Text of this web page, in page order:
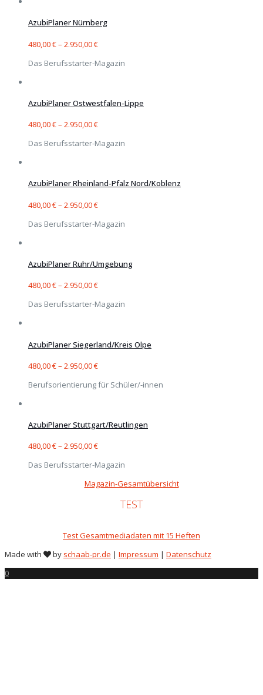
AzubiPlaner Nürnberg
480,00€– 2.950,00€
Das Berufsstarter-Magazin
AzubiPlaner Ostwestfalen-Lippe
480,00€– 2.950,00€
Das Berufsstarter-Magazin
AzubiPlaner Rheinland-Pfalz Nord/Koblenz
480,00€– 2.950,00€
Das Berufsstarter-Magazin
AzubiPlaner Ruhr/Umgebung
480,00€– 2.950,00€
Das Berufsstarter-Magazin
AzubiPlaner Siegerland/Kreis Olpe
480,00€– 2.950,00€
Berufsorientierung für Schüler/-innen
AzubiPlaner Stuttgart/Reutlingen
480,00€– 2.950,00€
Das Berufsstarter-Magazin
Magazin-Gesamtübersicht
TEST
Test Gesamtmediadaten mit 15 Heften
Made with
by schaab-pr.de | Impressum | Datenschutz
0